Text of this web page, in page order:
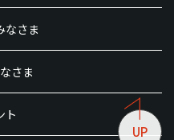
なさま
さま
ト
UP